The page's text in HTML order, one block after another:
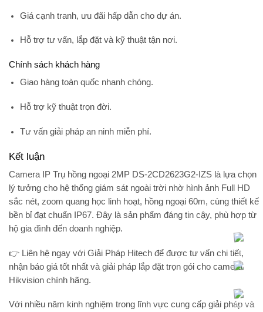
Giá cạnh tranh, ưu đãi hấp dẫn cho dự án.
Hỗ trợ tư vấn, lắp đặt và kỹ thuật tận nơi.
Chính sách khách hàng
Giao hàng toàn quốc nhanh chóng.
Hỗ trợ kỹ thuật trọn đời.
Tư vấn giải pháp an ninh miễn phí.
Kết luận
Camera IP Trụ hồng ngoại 2MP DS-2CD2623G2-IZS là lựa chọn
lý tưởng cho hệ thống giám sát ngoài trời nhờ hình ảnh Full HD
sắc nét, zoom quang học linh hoạt, hồng ngoại 60m, cùng thiết kế
bền bỉ đạt chuẩn IP67. Đây là sản phẩm đáng tin cậy, phù hợp từ
hộ gia đình đến doanh nghiệp.
👉 Liên hệ ngay với Giải Pháp Hitech để được tư vấn chi tiết,
nhận báo giá tốt nhất và giải pháp lắp đặt trọn gói cho camera
Hikvision chính hãng.
Với nhiều năm kinh nghiệm trong lĩnh vực cung cấp giải pháp và